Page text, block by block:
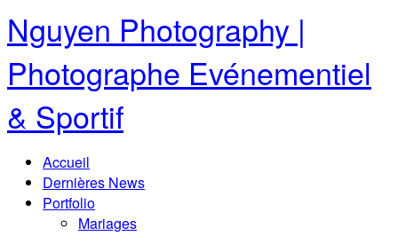
Nguyen Photography |
Photographe Evénementiel
& Sportif
Accueil
Dernières News
Portfolio
Mariages